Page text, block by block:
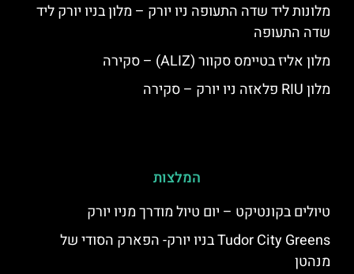
מלונות ליד שדה התעופה ניו יורק – מלון בניו יורק ליד
שדה התעופה
מלון אליז בטיימס סקוור (ALIZ) – סקירה
מלון RIU פלאזה ניו יורק – סקירה
המלצות
טיולים בקונטיקט – יום טיול מודרך מניו יורק
Tudor City Greens בניו יורק- הפארק הסודי של
מנהטן